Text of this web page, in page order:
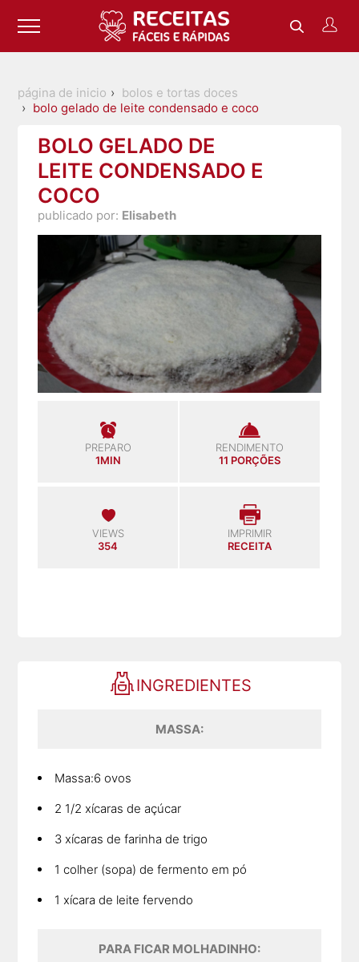
página de inicio
bolos e tortas doces
bolo gelado de leite condensado e coco
BOLO GELADO DE
LEITE CONDENSADO E
COCO
publicado por: Elisabeth
PREPARO
1MIN
RENDIMENTO
11 PORÇÕES
VIEWS
354
IMPRIMIR
RECEITA
INGREDIENTES
MASSA:
Massa:6 ovos
2 1/2 xícaras de açúcar
3 xícaras de farinha de trigo
1 colher (sopa) de fermento em pó
1 xícara de leite fervendo
PARA FICAR MOLHADINHO: